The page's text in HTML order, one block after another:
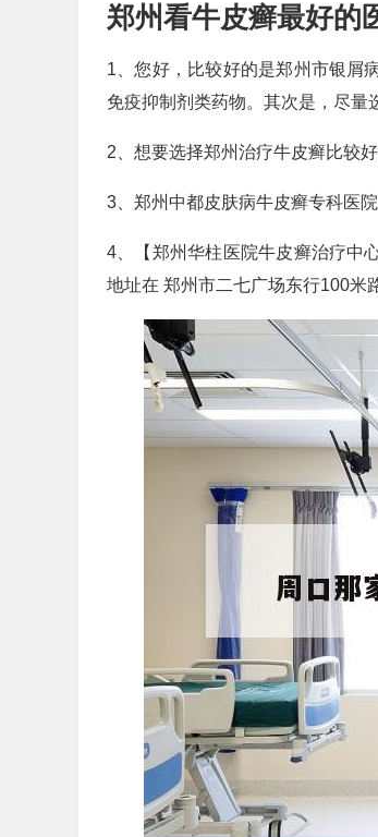
郑州看牛皮癣最好的
1、您好，比较好的是郑州市银屑
免疫抑制剂类药物。其次是，尽量
2、想要选择郑州治疗牛皮癣比较
3、郑州中都皮肤病牛皮癣专科医
4、【郑州华柱医院牛皮癣治疗中
地址在 郑州市二七广场东行100米